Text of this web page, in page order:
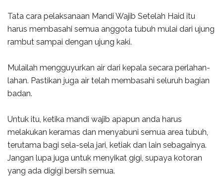
Tata cara pelaksanaan Mandi Wajib Setelah Haid itu
harus membasahi semua anggota tubuh mulai dari ujung
rambut sampai dengan ujung kaki.
Mulailah mengguyurkan air dari kepala secara perlahan-
lahan. Pastikan juga air telah membasahi seluruh bagian
badan.
Untuk itu, ketika mandi wajib apapun anda harus
melakukan keramas dan menyabuni semua area tubuh,
terutama bagi sela-sela jari, ketiak dan lain sebagainya.
Jangan lupa juga untuk menyikat gigi, supaya kotoran
yang ada digigi bersih semua.